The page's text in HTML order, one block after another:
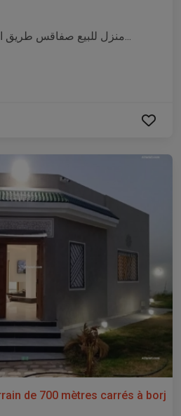
منزل للبيع صفاقس طريق السلطنية بعد قصاص بوعلي...
de 700 mètres carrés à borj